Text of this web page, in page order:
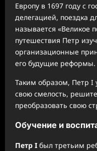
Европу в 1697 году с
делегацией, поездка
называется «Великое
путешествия Петр
организационные
его будущие реформы.
Таким образом, Петр I
свою смелость,
преобразовать свою
Обучение и
Петр I был третьим